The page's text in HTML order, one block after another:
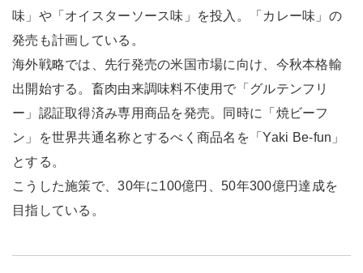
味」や「オイスターソース味」を投入。「カレー味」の
発売も計画している。
海外戦略では、先行発売の米国市場に向け、今秋本格輸
出開始する。畜肉由来調味料不使用で「グルテンフリ
ー」認証取得済み専用商品を発売。同時に「焼ビーフ
ン」を世界共通名称とするべく商品名を「Yaki Be-fun」
とする。
こうした施策で、30年に100億円、50年300億円達成を
目指している。